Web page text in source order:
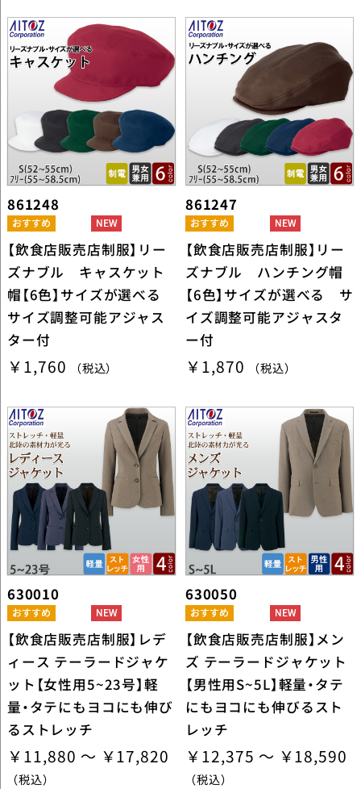
861248
【飲食店販売店制服】リー
ズナブル キャスケット
帽【6色】サイズが選べる
サイズ調整可能アジャス
ター付
￥1,760 （税込）
861247
【飲食店販売店制服】リー
ズナブル ハンチング帽
【6色】サイズが選べる サ
イズ調整可能アジャスタ
ー付
￥1,870 （税込）
630010
【飲食店販売店制服】レデ
ィース テーラードジャケ
ット【女性用5~23号】軽
量・タテにもヨコにも伸び
るストレッチ
￥11,880 ～ ￥17,820
（税込）
630050
【飲食店販売店制服】メン
ズ テーラードジャケット
【男性用S~5L】軽量・タテ
にもヨコにも伸びるスト
レッチ
￥12,375 ～ ￥18,590
（税込）